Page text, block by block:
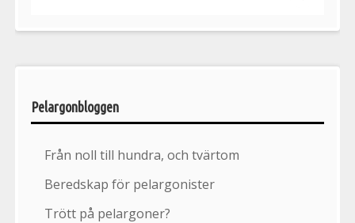
Pelargonbloggen
Från noll till hundra, och tvärtom
Beredskap för pelargonister
Trött på pelargoner?